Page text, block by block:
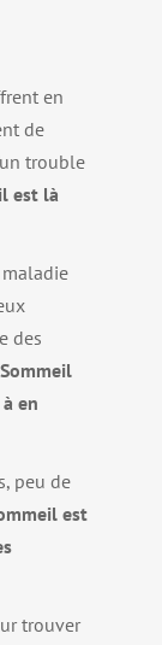
en
de
trouble
est là
des
en
peu de
est
trouver